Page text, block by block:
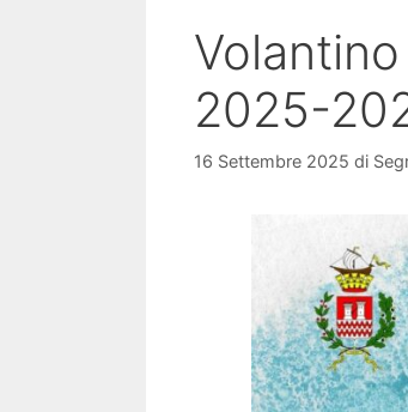
2025-
16 Settembre 2025 di